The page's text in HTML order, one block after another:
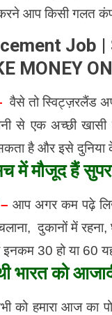
आप किसी गलत
Job |
MONEY
वैसे तो स्विट्ज़रलैंड
से एक अच्छी खासी
है और इसे दुनिया
में मौजूद हैं सुपर
आप अगर कम पढ़े
चलाना, दुकानों में
30 हो या 60
भारत को
को हमारा आज